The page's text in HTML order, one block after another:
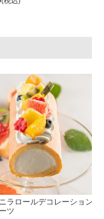
ラロールデコレーション
ツ